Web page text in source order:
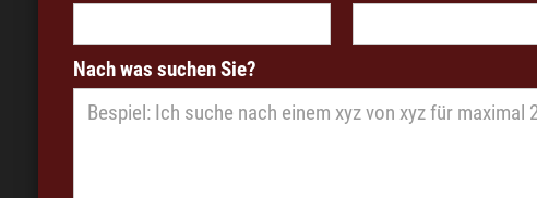
Nach was suchen Sie?